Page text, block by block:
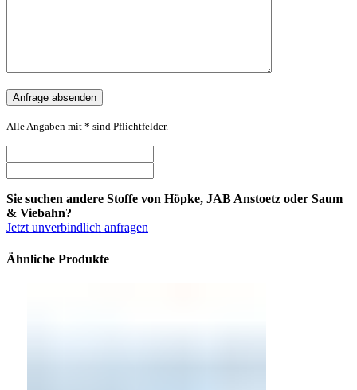
Alle Angaben mit * sind Pflichtfelder.
Sie suchen andere Stoffe von Höpke, JAB Anstoetz oder Saum
& Viebahn?
Jetzt unverbindlich anfragen
Ähnliche Produkte